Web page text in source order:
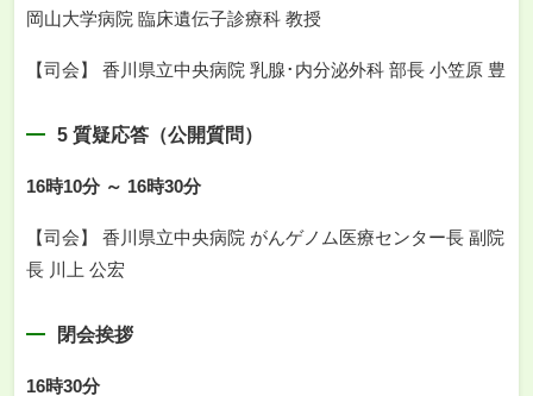
岡山大学病院 臨床遺伝子診療科 教授
【司会】 香川県立中央病院 乳腺･内分泌外科 部長 小笠原 豊
5 質疑応答（公開質問）
16時10分 ～ 16時30分
【司会】 香川県立中央病院 がんゲノム医療センター長 副院
長 川上 公宏
閉会挨拶
16時30分